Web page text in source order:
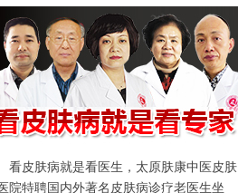
看皮肤病就是看医生，太原肤康中医皮肤
院特聘国内外著名皮肤病诊疗老医生坐